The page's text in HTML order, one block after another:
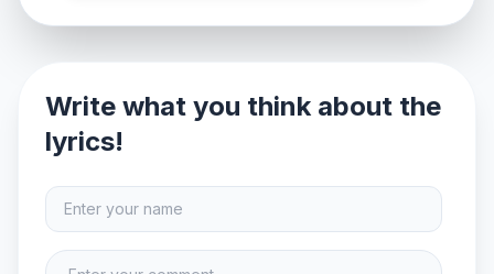
Write what you think about the
lyrics!